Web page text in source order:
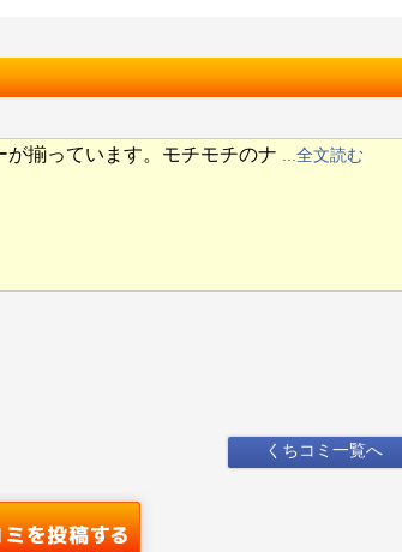
揃っています。モチモチのナ ...全文読む
くちコミ一覧へ